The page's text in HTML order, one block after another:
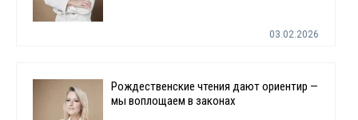
03.02.2026
Рождественские чтения дают ориентир —
мы воплощаем в законах